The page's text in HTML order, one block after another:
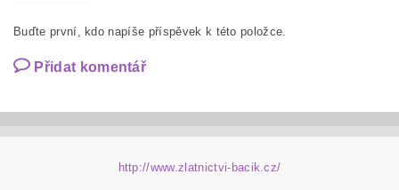
Buďte první, kdo napíše příspěvek k této položce.
Přidat komentář
http://www.zlatnictvi-bacik.cz/